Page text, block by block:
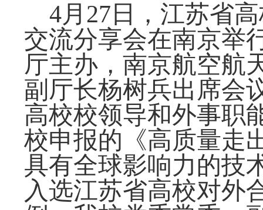
4月 27 日， 江苏省
交流分享会在南京举
厅主办，南京航空航
副厅长杨树兵出席会
高校校领导和外事职
校申报的《高质量走
具有全球影响力的技
入选江苏省高校对外